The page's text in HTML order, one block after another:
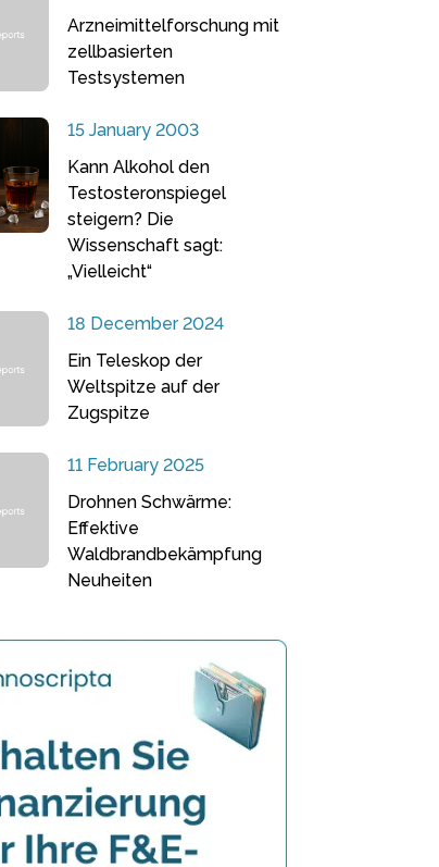
Arzneimittelforschung mit
zellbasierten
Testsystemen
15 January 2003
Kann Alkohol den
Testosteronspiegel
steigern? Die
Wissenschaft sagt:
„Vielleicht“
18 December 2024
Ein Teleskop der
Weltspitze auf der
Zugspitze
11 February 2025
Drohnen Schwärme:
Effektive
Waldbrandbekämpfung
Neuheiten